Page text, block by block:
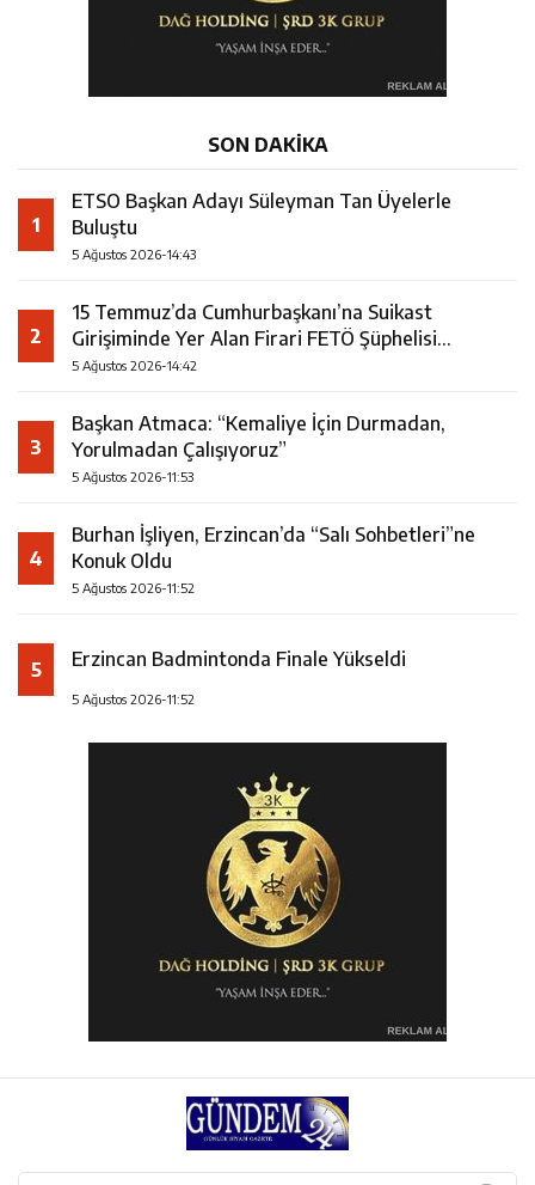
SON DAKİKA
1
ETSO Başkan Adayı Süleyman Tan Üyelerle
Buluştu
5 Ağustos 2026-14:43
2
15 Temmuz’da Cumhurbaşkanı’na Suikast
Girişiminde Yer Alan Firari FETÖ Şüphelisi
Yakalandı
5 Ağustos 2026-14:42
3
Başkan Atmaca: “Kemaliye İçin Durmadan,
Yorulmadan Çalışıyoruz”
5 Ağustos 2026-11:53
4
Burhan İşliyen, Erzincan’da “Salı Sohbetleri”ne
Konuk Oldu
5 Ağustos 2026-11:52
5 Erzincan Badmintonda Finale Yükseldi
5 Ağustos 2026-11:52